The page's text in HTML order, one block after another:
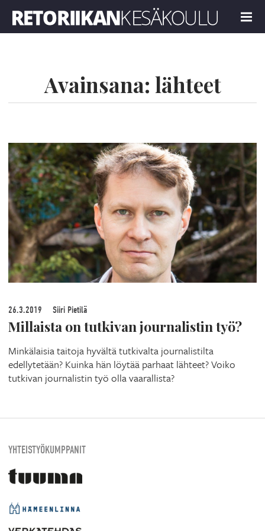
MENU
Avainsana: lähteet
26.3.2019 Siiri Pietilä
Millaista on tutkivan journalistin työ?
Minkälaisia taitoja hyvältä tutkivalta journalistilta
edellytetään? Kuinka hän löytää parhaat lähteet? Voiko
tutkivan journalistin työ olla vaarallista?
YHTEISTYÖKUMPPANIT